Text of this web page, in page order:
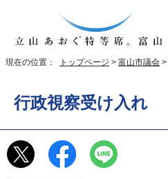
現在の位置： トップページ > 富山市議会 >
行政視察受け入れ